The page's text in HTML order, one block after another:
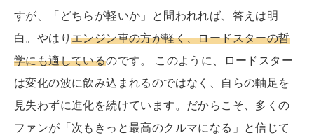
すが、「どちらが軽いか」と問われれば、答えは明
白。やはり エンジン車の方が軽く、ロードスターの哲
学にも適しているのです。 このように、ロードスター
は変化の波に飲み込まれるのではなく、自らの軸足を
見失わずに進化を続けています。だからこそ、多くの
ファンが「次もきっと最高のクルマになる」と信じて